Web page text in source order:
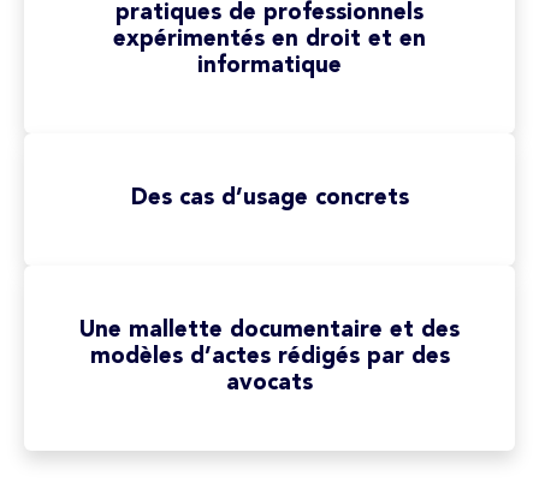
pratiques de professionnels
expérimentés en droit et en
informatique
Des cas d’usage concrets
Une mallette documentaire et des
modèles d’actes rédigés par des
avocats